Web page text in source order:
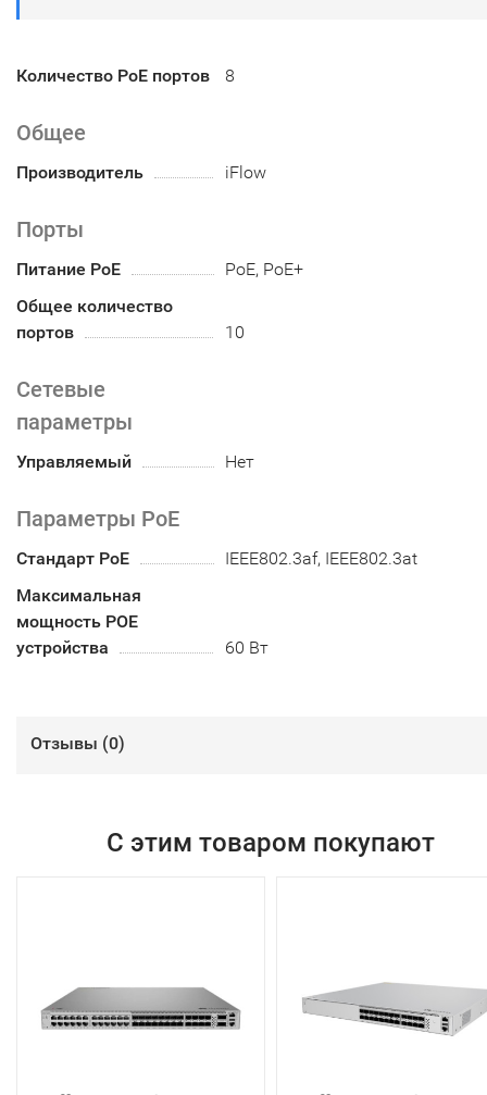
Количество PoE портов 8
Общее
Производитель iFlow
Порты
Питание PoE
PoE, PoE+
Общее количество
портов
10
Сетевые
параметры
Управляемый Нет
Параметры PoE
Стандарт PoE
IEEE802.3af, IEEE802.3at
Максимальная
мощность POE
устройства
60 Вт
Отзывы (0)
С этим товаром покупают